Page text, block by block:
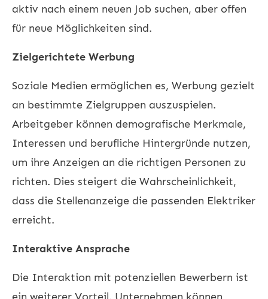
aktiv nach einem neuen Job suchen, aber offen
für neue Möglichkeiten sind.
Zielgerichtete Werbung
Soziale Medien ermöglichen es, Werbung gezielt
an bestimmte Zielgruppen auszuspielen.
Arbeitgeber können demografische Merkmale,
Interessen und berufliche Hintergründe nutzen,
um ihre Anzeigen an die richtigen Personen zu
richten. Dies steigert die Wahrscheinlichkeit,
dass die Stellenanzeige die passenden Elektriker
erreicht.
Interaktive Ansprache
Die Interaktion mit potenziellen Bewerbern ist